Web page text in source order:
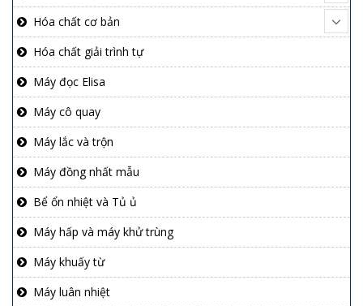
Hóa chất cơ bản
Hóa chất giải trình tự
Máy đọc Elisa
Máy cô quay
Máy lắc và trộn
Máy đồng nhất mẫu
Bể ổn nhiệt và Tủ ủ
Máy hấp và máy khử trùng
Máy khuấy từ
Máy luân nhiệt